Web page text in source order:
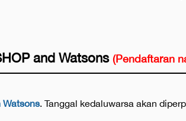
and Watsons (Pendaftaran
Watsons. Tanggal kedaluwarsa akan